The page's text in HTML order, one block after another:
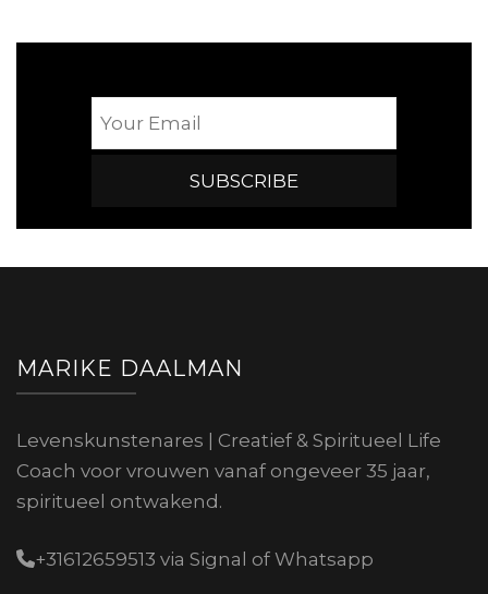
MARIKE DAALMAN
Levenskunstenares | Creatief & Spiritueel Life
Coach voor vrouwen vanaf ongeveer 35 jaar,
spiritueel ontwakend.
+31612659513 via Signal of Whatsapp